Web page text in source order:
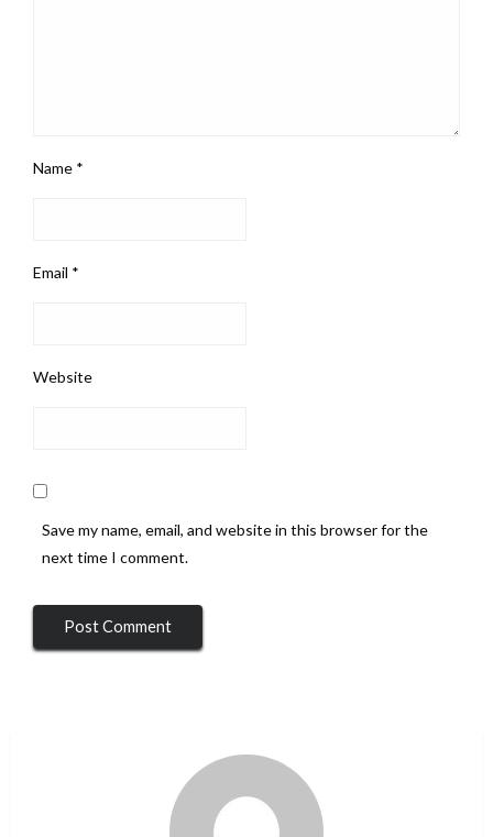
Name *
Email *
Website
Save my name, email, and website in this browser for the
next time I comment.